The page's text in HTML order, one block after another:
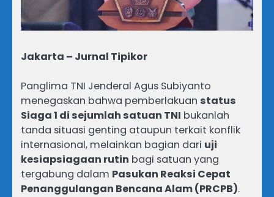
Jakarta – Jurnal Tipikor
Panglima TNI Jenderal Agus Subiyanto
menegaskan bahwa pemberlakuan status
Siaga 1 di sejumlah satuan TNI bukanlah
tanda situasi genting ataupun terkait konflik
internasional, melainkan bagian dari uji
kesiapsiagaan rutin bagi satuan yang
tergabung dalam Pasukan Reaksi Cepat
Penanggulangan Bencana Alam (PRCPB).